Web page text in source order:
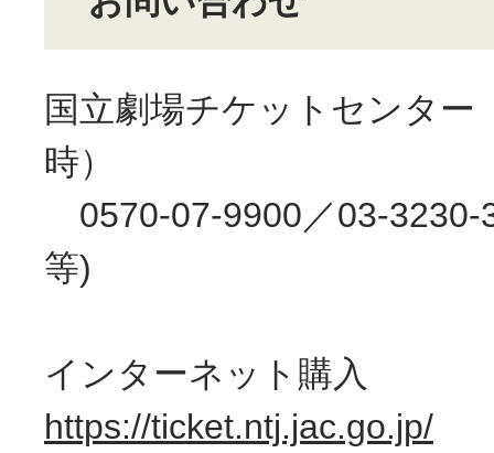
国立劇場チケットセンター
時）
0570-07-9900／03-3230-
等)
インターネット購入
https://ticket.ntj.jac.go.jp/